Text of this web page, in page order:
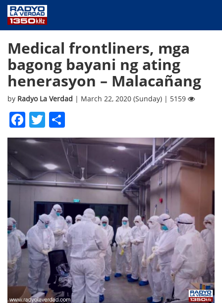
PUBLIC SERVICE
ANNOUNCEMENTS
PROGRAMS
ABOUT
Medical frontliners, mga
bagong bayani ng ating
henerasyon – Malacañang
by Radyo La Verdad | March 22, 2020 (Sunday) | 5159
Facebook
Twitter